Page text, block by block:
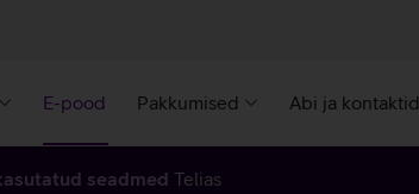
E-pood Pakkumised Abi ja kontaktid
seadmed Telias